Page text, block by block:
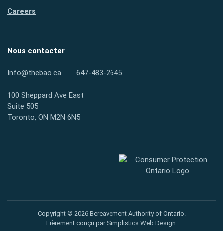
Careers
Nous contacter
Info@thebao.ca 647-483-2645
100 Sheppard Ave East
Suite 505
Toronto, ON M2N 6N5
Protection des
Copyright © 2026 Bereavement Authority of Ontario.
Fièrement conçu par Simplistics Web Design.